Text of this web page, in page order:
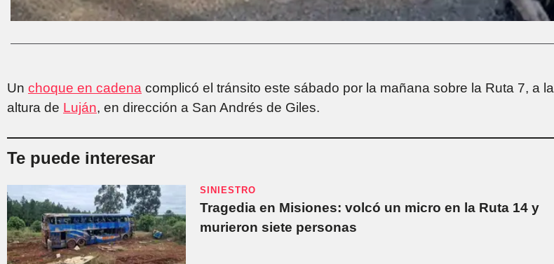
Un choque en cadena complicó el tránsito este sábado por la mañana sobre la Ruta 7, a la
altura de Luján, en dirección a San Andrés de Giles.
Te puede interesar
SINIESTRO
Tragedia en Misiones: volcó un micro en la Ruta 14 y
murieron siete personas